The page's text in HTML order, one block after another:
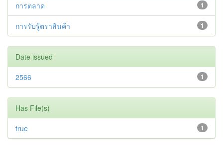
1
การตลาด
1
การรับรู้ตราสินค้า
Date issued
1
2566
Has File(s)
1
true